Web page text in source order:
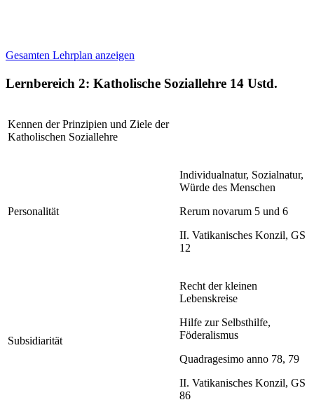
Gesamten Lehrplan anzeigen
Lernbereich 2: Katholische Soziallehre 14 Ustd.
Kennen der Prinzipien und Ziele der
Katholischen Soziallehre
Personalität
Individualnatur, Sozialnatur,
Würde des Menschen
Rerum novarum 5 und 6
II. Vatikanisches Konzil, GS
12
Subsidiarität
Recht der kleinen
Lebenskreise
Hilfe zur Selbsthilfe,
Föderalismus
Quadragesimo anno 78, 79
II. Vatikanisches Konzil, GS
86